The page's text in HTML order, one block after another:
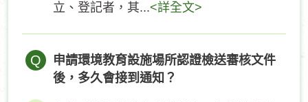
立、登記者，其...<詳全文>
Q
申請環境教育設施場所認證檢送審核文件
後，多久會接到通知？